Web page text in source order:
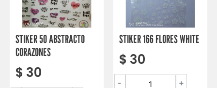
STIKER 50 ABSTRACTO
CORAZONES
$ 30
STIKER 166 FLORES WHITE
$ 30
- +